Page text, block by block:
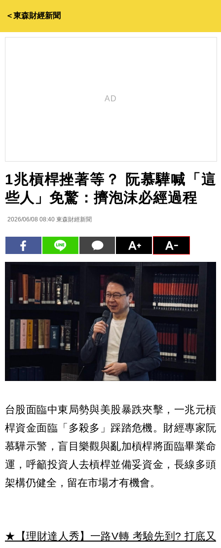
＜東森財經新聞
1兆槓桿挫著等？ 阮慕驊喊「這
些人」免驚：擠泡沫必經過程
2026/06/08 08:40 東森財經新聞
台股面臨中東局勢與美股暴跌夾擊，一兆元槓
桿資金面臨「多殺多」踩踏危機。財經專家阮
慕驊示警，盲目樂觀與亂加槓桿將面臨畢業命
運，呼籲投資人去槓桿並備妥資金，長線多頭
架構仍健全，留在市場才有機會。
★【理財達人秀】一路V轉 考驗先到? 打底又